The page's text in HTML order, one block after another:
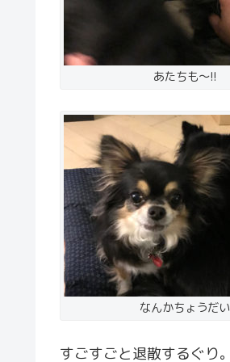
あたちも〜!!
なんかちょうだい
すごすごと退散するぐり。